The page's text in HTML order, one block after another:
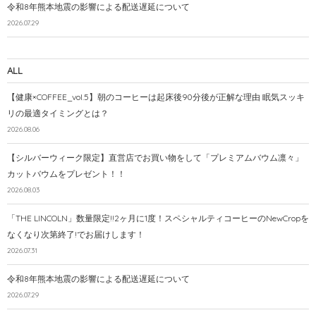
令和8年熊本地震の影響による配送遅延について
2026.07.29
ALL
【健康×COFFEE_vol.5】朝のコーヒーは起床後90分後が正解な理由 眠気スッキ
リの最適タイミングとは？
2026.08.06
【シルバーウィーク限定】直営店でお買い物をして「プレミアムバウム凛々」
カットバウムをプレゼント！！
2026.08.03
「THE LINCOLN」数量限定!!2ヶ月に1度！スペシャルティコーヒーのNewCropを
なくなり次第終了!でお届けします！
2026.07.31
令和8年熊本地震の影響による配送遅延について
2026.07.29